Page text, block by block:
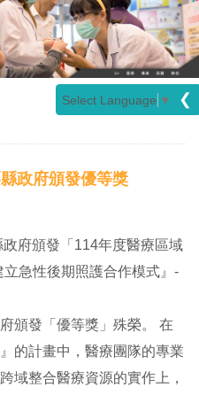
Select Language ▼ ❮
政府頒發優等獎
府頒發「114年度醫療區域
急性後期照護合作模式』-
頒發「優等獎」殊榮。 在
的計畫中，醫療團隊的專業
域整合醫療資源的實作上，